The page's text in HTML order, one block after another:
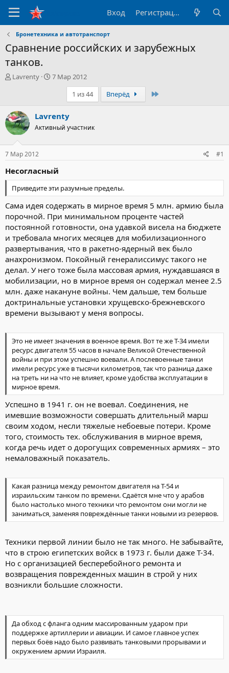
Вход Регистрация
Бронетехника и автотранспорт
Сравнение российских и зарубежных
танков.
А
р
т
е
м
ы
Lavrenty
Д
н
а
ч
7 Мар 2012
1 из 44
Вперёд
Lavrenty
Активный участник
7 Мар 2012 #1
Несогласный
Приведите эти разумные пределы.
Сама идея содержать в мирное время 5 млн. армию была
порочной. При минимальном проценте частей
постоянной готовности, она удавкой висела на бюджете
и требовала многих месяцев для мобилизационного
развертывания, что в ракетно-ядерный век было
анахронизмом. Покойный генералиссимус такого не
делал. У него тоже была массовая армия, нуждавшаяся в
мобилизации, но в мирное время он содержал менее 2.5
млн. даже накануне войны. Чем дальше, тем больше
доктринальные установки хрущевско-брежневского
времени вызывают у меня вопросы.
Это не имеет значения в военное время. Вот те же Т-34 имели
ресурс двигателя 55 часов в начале Великой Отечественной
войны и при этом успешно воевали. А послевоенные танки
имели ресурс уже в тысячи километров, так что разница даже
на треть ни на что не влияет, кроме удобства эксплуатации в
мирное время.
Успешно в 1941 г. он не воевал. Соединения, не
имевшие возможности совершать длительный марш
своим ходом, несли тяжелые небоевые потери. Кроме
того, стоимость тех. обслуживания в мирное время,
когда речь идет о дорогущих современных армиях – это
немаловажный показатель.
Какая разница между ремонтом двигателя на Т-54 и
израильским танком по времени. Сдаётся мне что у арабов
было настолько много техники что ремонтом они могли не
заниматься, заменяя повреждённые танки новыми из резервов.
Техники первой линии было не так много. Не забывайте,
что в строю египетских войск в 1973 г. были даже Т-34.
Но с организацией бесперебойного ремонта и
возвращения поврежденных машин в строй у них
возникли большие сложности.
Да обход с фланга одним массированным ударом при
поддержке артиллерии и авиации. И самое главное успех
первых боёв надо было развивать танковыми прорывами и
окружением армии Израиля.